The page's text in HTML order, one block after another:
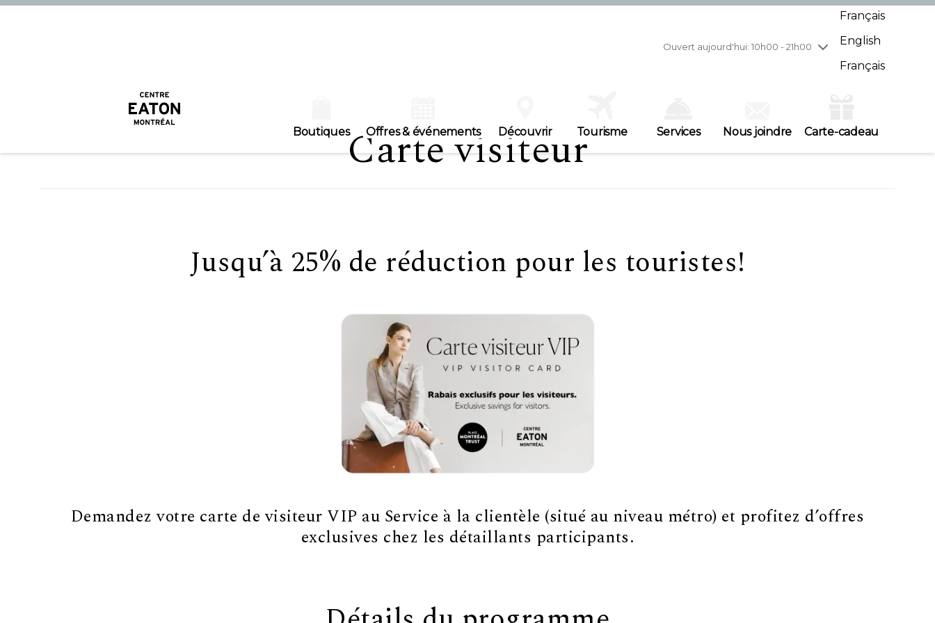
Ouvert aujourd'hui: 10h00 - 21h00
mercredi7/29
10h00 - 21h00
vendredi7/31
10h00 - 21h00
Français
English
Français
Boutiques Offres & événements Découvrir Tourisme Services Nous joindre Carte-cadeau
Carte visiteur
Jusqu’à 25% de réduction pour les touristes!
Demandez votre carte de visiteur VIP au Service à la clientèle (situé au niveau métro) et profitez d’offres
exclusives chez les détaillants participants.